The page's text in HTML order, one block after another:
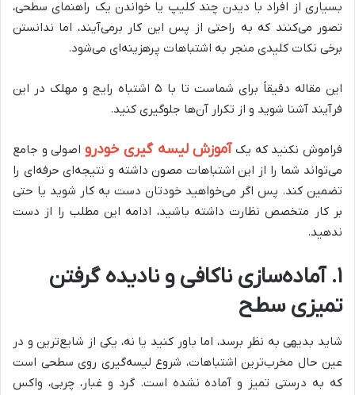
بسیاری از افراد با دیدن چند کلیپ یا خواندن یک راهنمای سطحی،
تصور می‌کنند که به راحتی از پس این کار برمی‌آیند، اما ندانستن
برخی نکات کلیدی منجر به اشتباهات پرهزینه‌ای می‌شود.
این مقاله دقیقاً برای شماست تا با ۵ اشتباه رایج و مهلک در این
فرآیند آشنا شوید و از تکرار آن‌ها جلوگیری کنید.
فراموش نکنید که یکآموزش لیسه گیری خودرواصولی و جامع
می‌تواند شما را از این اشتباهات مصون داشته و نتیجه‌ای حرفه‌ای را
تضمین کند. پس اگر می‌خواهید خودتان دست به کار شوید یا حتی
بر کار متخصص نظارت داشته باشید، ادامه این مطلب را از دست
ندهید.
۱. آماده‌سازی ناکافی و نادیده گرفتن
تمیزی سطح
شاید بدیهی به نظر برسد، اما باور کنید یا نه، یکی از شایع‌ترین و در
عین حال مخرب‌ترین اشتباهات، شروع لیسه‌گیری روی سطحی است
که به درستی تمیز و آماده نشده است. گرد و غبار، چربی، واکس